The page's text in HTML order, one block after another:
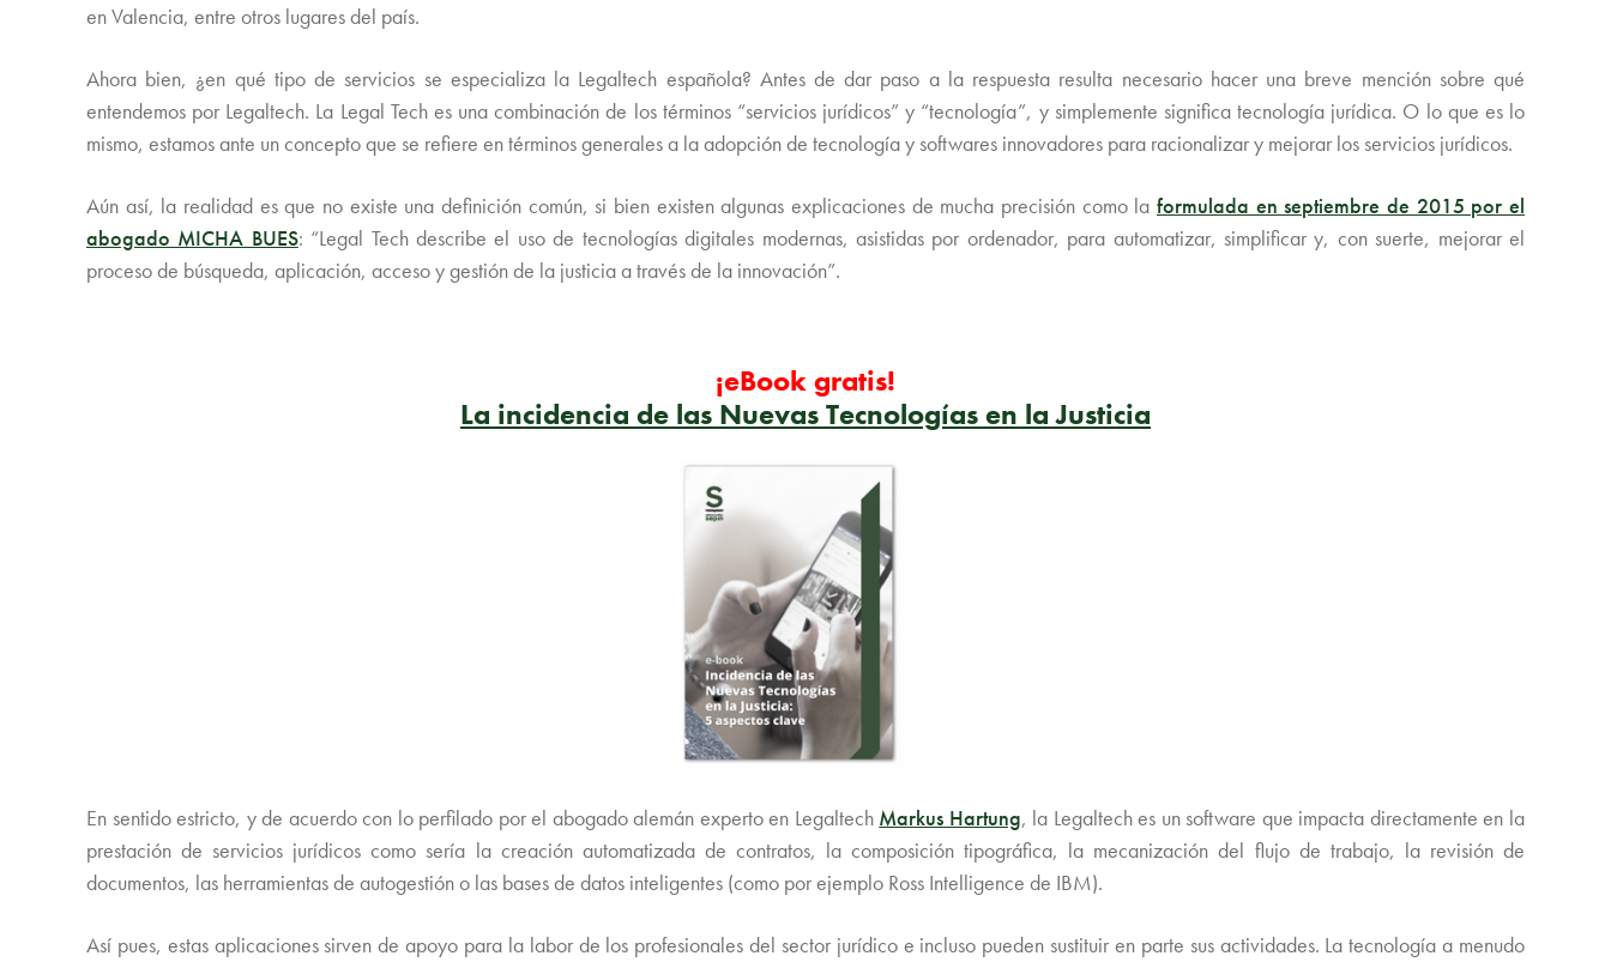
en Valencia, entre otros lugares del país.
Ahora bien, ¿en qué tipo de servicios se especializa la Legaltech española? Antes de dar paso a la respuesta resulta necesario hacer una breve mención sobre qué
entendemos por Legaltech. La Legal Tech es una combinación de los términos “servicios jurídicos” y “tecnología”, y simplemente significa tecnología jurídica. O lo que es lo
mismo, estamos ante un concepto que se refiere en términos generales a la adopción de tecnología y softwares innovadores para racionalizar y mejorar los servicios jurídicos.
Aún así, la realidad es que no existe una definición común, si bien existen algunas explicaciones de mucha precisión como la formulada en septiembre de 2015 por el
abogado MICHA BUES: “Legal Tech describe el uso de tecnologías digitales modernas, asistidas por ordenador, para automatizar, simplificar y, con suerte, mejorar el
proceso de búsqueda, aplicación, acceso y gestión de la justicia a través de la innovación”.
¡eBook gratis!
La incidencia de las Nuevas Tecnologías en la Justicia
En sentido estricto, y de acuerdo con lo perfilado por el abogado alemán experto en Legaltech Markus Hartung, la Legaltech es un software que impacta directamente en la
prestación de servicios jurídicos como sería la creación automatizada de contratos, la composición tipográfica, la mecanización del flujo de trabajo, la revisión de
documentos, las herramientas de autogestión o las bases de datos inteligentes (como por ejemplo Ross Intelligence de IBM).
Así pues, estas aplicaciones sirven de apoyo para la labor de los profesionales del sector jurídico e incluso pueden sustituir en parte sus actividades. La tecnología a menudo